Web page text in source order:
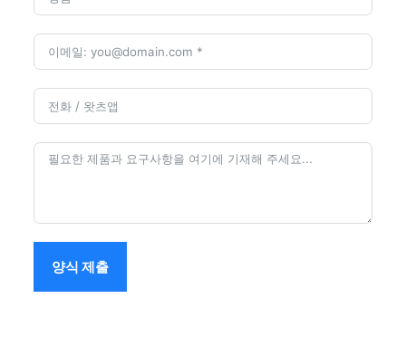
양식 제출